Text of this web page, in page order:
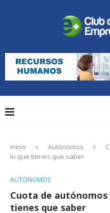
Inicio Autónomos
lo que tienes que saber
AUTÓNOMOS
Cuota de autónomos
tienes que saber